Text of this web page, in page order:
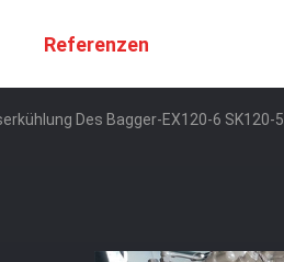
Referenzen
Des Bagger-EX120-6 SK120-5